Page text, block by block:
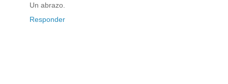
Un abrazo.
Responder